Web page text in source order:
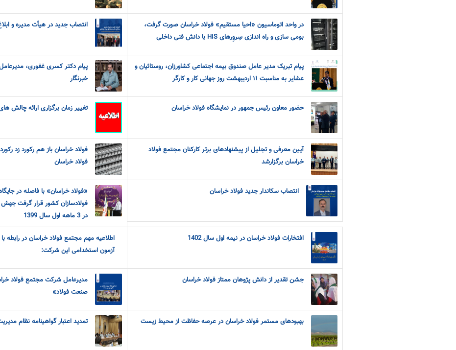
در واحد اتوماسیون «احیا مستقیم» فولاد خراسان صورت گرفت،
بومی سازی و راه اندازی سِروِرهای HIS با دانش فنی داخلی
انتصاب جدید در هیأت مدیره و
پیام تبریک مدیر عامل صندوق بیمه اجتماعی کشاورزان، روستائیان و
عشایر به مناسبت ۱۱ اردیبهشت روز جهانی کار و کارگر
پیام دکتر کسری غفوری،
خبرنگار
حضور معاون رئیس جمهور در نمایشگاه فولاد خراسان تغییر زمان برگزاری ارائه چالش های
آیین معرفی و تجلیل از پیشنهادهای برتر کارکنان مجتمع فولاد
خراسان برگزارشد
فولاد خراسان باز هم رکورد زد
فولاد خراسان
انتصاب سکاندار جدید فولاد خراسان
«فولاد خراسان» با فاصله در
فولادسازان کشور قرار گرفت
در 3 ماهه اول سال 1399
افتخارات فولاد خراسان در نیمه اول سال 1402
اطلاعیه مهم مجتمع فولاد خراسان در
آزمون استخدامی این شرکت:
جشن تقدیر از دانش پژوهان ممتاز فولاد خراسان
مدیرعامل شرکت مجتمع فولاد
صنعت فولاد»
بهبودهای مستمر فولاد خراسان در عرصه حفاظت از محیط زیست تمدید اعتبار گواهینامه نظام